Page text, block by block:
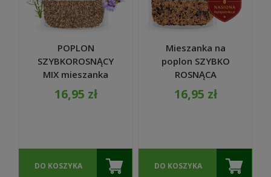
POPLON
SZYBKOROSNĄCY
MIX mieszanka
nasiona na
przyoranie 1KG
16,95 zł
DO KOSZYKA
Mieszanka na
poplon SZYBKO
ROSNĄCA
ogólnoużytkowa
MP-1 nasiona 1kg -
16,95 zł
DO KOSZYKA